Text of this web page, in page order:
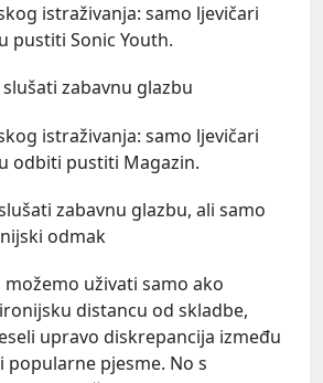
istraživanja: samo ljevičari
pustiti Sonic Youth.
zabavnu glazbu
istraživanja: samo ljevičari
odbiti pustiti Magazin.
zabavnu glazbu, ali samo
odmak
uživati samo ako
distancu od skladbe,
upravo diskrepancija između
popularne pjesme. No s